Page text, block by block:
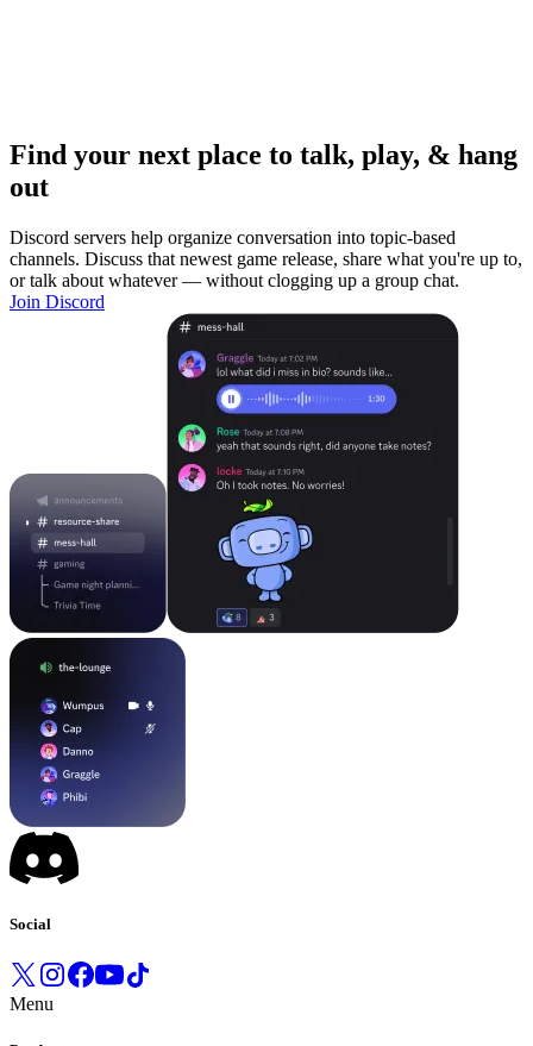
Find your next place to talk, play, & hang
out
Discord servers help organize conversation into topic-based
channels. Discuss that newest game release, share what you're up to,
or talk about whatever — without clogging up a group chat.
Join Discord
Social
Menu